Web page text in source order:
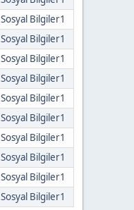
Sosyal Bilgiler1
Sosyal Bilgiler1
Sosyal Bilgiler1
Sosyal Bilgiler1
Sosyal Bilgiler1
Sosyal Bilgiler1
Sosyal Bilgiler1
Sosyal Bilgiler1
Sosyal Bilgiler1
Sosyal Bilgiler1